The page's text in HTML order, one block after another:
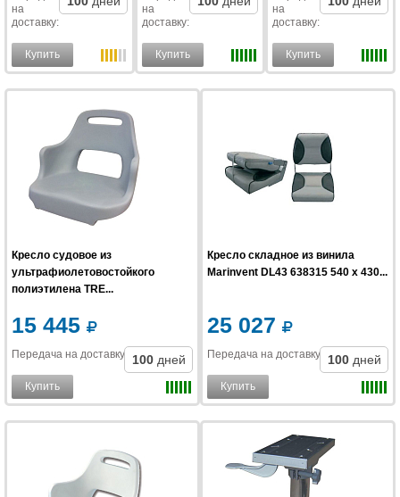
на
доставку:
Купить
на
доставку:
Купить
на
доставку:
Купить
Кресло судовое из
ультрафиолетовостойкого
полиэтилена TRE...
15 445
Передача на доставку 100 дней
Купить
Кресло складное из винила
Marinvent DL43 638315 540 x 430...
25 027
Передача на доставку 100 дней
Купить